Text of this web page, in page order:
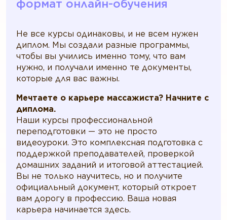
формат онлайн-обучения
Не все курсы одинаковы, и не всем нужен
диплом. Мы создали разные программы,
чтобы вы учились именно тому, что вам
нужно, и получали именно те документы,
которые для вас важны.
Мечтаете о карьере массажиста? Начните с
диплома.
Наши курсы профессиональной
переподготовки — это не просто
видеоуроки. Это комплексная подготовка с
поддержкой преподавателей, проверкой
домашних заданий и итоговой аттестацией.
Вы не только научитесь, но и получите
официальный документ, который откроет
вам дорогу в профессию. Ваша новая
карьера начинается здесь.